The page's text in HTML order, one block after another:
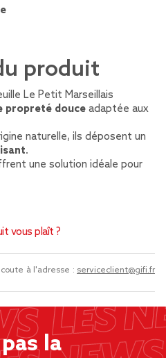
produit
Le Petit Marseillais
propreté douce adaptée aux
naturelle, ils déposent un
.
une solution idéale pour
vous plaît ?
à l'adresse : serviceclient@gifi.fr
la